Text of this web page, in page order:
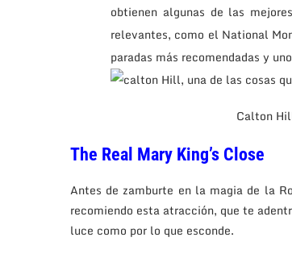
obtienen algunas de las
relevantes, como el National
paradas más recomendadas y
Calton
The Real Mary King’s Close
Antes de zamburte en la magia de la
recomiendo esta atracción, que te
luce como por lo que esconde.